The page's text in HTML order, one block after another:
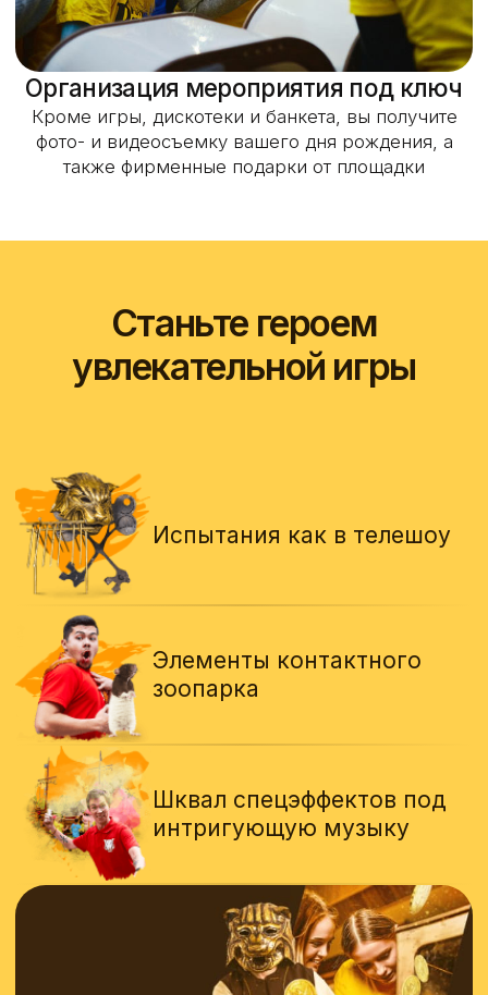
Мы провели более
10 000 праздников
и знаем, как удивить
именинника любого
Посмотрите, как может выглядеть ваше
Узнайте, сколько будет
стоить шоу для вашей
команды
Ответьте на несколько вопросов
за 3 минуты и зафиксируйте за собой
скидку *
*если предоплата происходит